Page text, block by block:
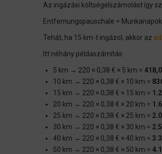
Az ingázási költségelszámolást így
Entfernungspauschale =
Tehát, ha 15 km-t ingázol, akkor az
Itt néhány példaszámítás
5 km → 220 × 0,38 € × 5 km =
10 km → 220 × 0,38 € × 10 km =
15 km → 220 × 0,38 € × 15 km =
20 km → 220 × 0,38 € × 20 km =
25 km → 220 × 0,38 € × 25 km =
30 km → 220 × 0,38 € × 30 km =
40 km → 220 × 0,38 € × 40 km =
50 km → 220 × 0,38 € × 50 km =